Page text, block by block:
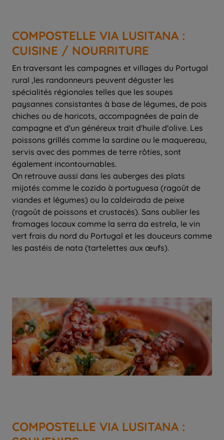
COMPOSTELLE VIA LUSITANA :
CUISINE / NOURRITURE
En traversant les campagnes et villages du Portugal
rural ,les randonneurs peuvent déguster les
spécialités régionales telles que les soupes
paysannes consistantes à base de légumes, de pois
chiches ou de haricots, accompagnées de pain de
campagne et d'un généreux trait d'huile d'olive. Les
poissons grillés comme la sardine ou le maquereau,
servis avec des pommes de terre rôties, sont
également incontournables.
On retrouve aussi dans les auberges des plats
mijotés comme le cozido à portuguesa (ragoût de
viandes et légumes) ou la caldeirada de peixe
(ragoût de poissons et crustacés). Sans oublier les
fromages locaux comme la serra da estrela, le vin
vert frais du nord du Portugal et les douceurs comme
les pastéis de nata (tartelettes aux œufs).
COMPOSTELLE VIA LUSITANA :